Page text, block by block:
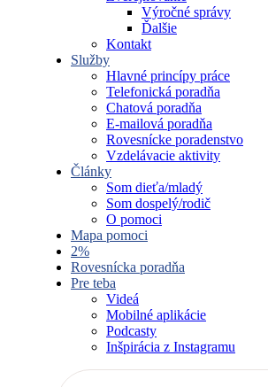
Výročné správy
Ďalšie
Kontakt
Služby
Hlavné princípy práce
Telefonická poradňa
Chatová poradňa
E-mailová poradňa
Rovesnícke poradenstvo
Vzdelávacie aktivity
Články
Som dieťa/mladý
Som dospelý/rodič
O pomoci
Mapa pomoci
2%
Rovesnícka poradňa
Pre teba
Videá
Mobilné aplikácie
Podcasty
Inšpirácia z Instagramu